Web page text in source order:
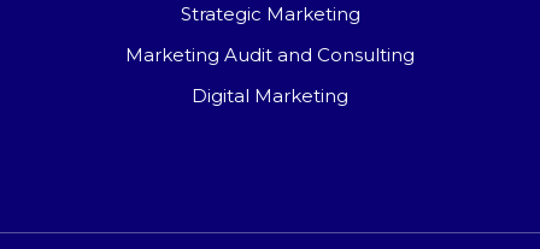
Strategic Marketing
Marketing Audit and Consulting
Digital Marketing